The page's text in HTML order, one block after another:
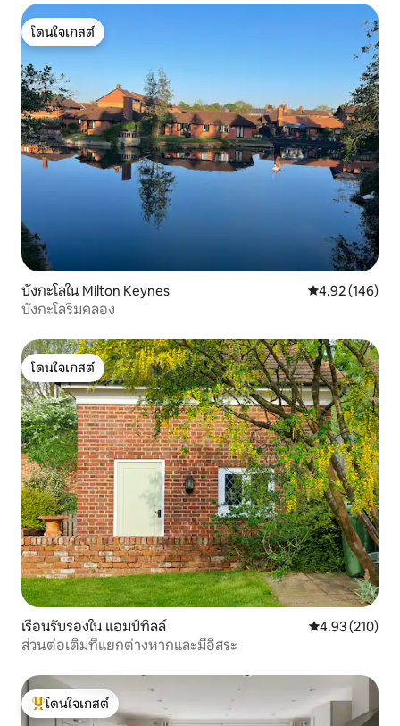
โดนใจเกสต์
โดนใจเกสต์
บังกะโลใน Milton Keynes คะแนนเฉลี่ย
4.92 (146)
บังกะโลริมคลอง
โดนใจเกสต์
โดนใจเกสต์
เรือนรับรองใน แอมป์ทิลล์ คะแนนเฉลี่ย
4.93 (210)
ส่วนต่อเติมที่แยกต่างหากและมีอิสระ
โดนใจเกสต์ที่สุด
โดนใจเกสต์